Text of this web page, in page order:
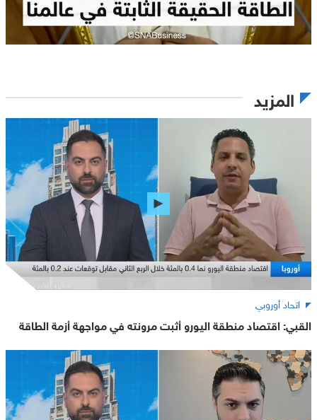
المزيد
اتحاد أوروبي
القبي: اقتصاد منطقة اليورو أثبت مرونته في مواجهة أزمة الطاقة